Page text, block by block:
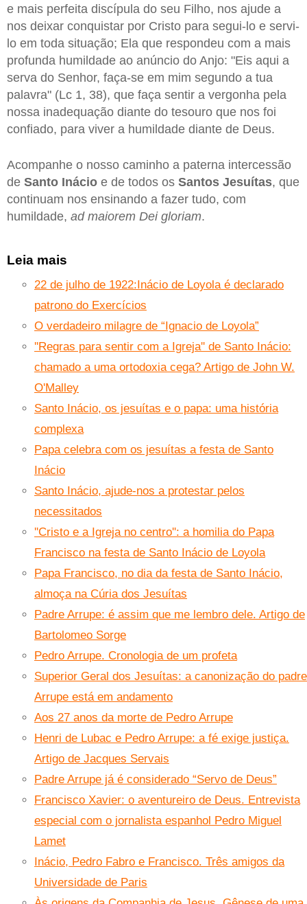
e mais perfeita discípula do seu Filho, nos ajude a
nos deixar conquistar por Cristo para segui-lo e servi-
lo em toda situação; Ela que respondeu com a mais
profunda humildade ao anúncio do Anjo: "Eis aqui a
serva do Senhor, faça-se em mim segundo a tua
palavra" (Lc 1, 38), que faça sentir a vergonha pela
nossa inadequação diante do tesouro que nos foi
confiado, para viver a humildade diante de Deus.
Acompanhe o nosso caminho a paterna intercessão
de Santo Inácio e de todos os Santos Jesuítas, que
continuam nos ensinando a fazer tudo, com
humildade, ad maiorem Dei gloriam.
Leia mais
22 de julho de 1922:Inácio de Loyola é declarado
patrono do Exercícios
O verdadeiro milagre de “Ignacio de Loyola”
''Regras para sentir com a Igreja'' de Santo Inácio:
chamado a uma ortodoxia cega? Artigo de John W.
O'Malley
Santo Inácio, os jesuítas e o papa: uma história
complexa
Papa celebra com os jesuítas a festa de Santo
Inácio
Santo Inácio, ajude-nos a protestar pelos
necessitados
''Cristo e a Igreja no centro'': a homilia do Papa
Francisco na festa de Santo Inácio de Loyola
Papa Francisco, no dia da festa de Santo Inácio,
almoça na Cúria dos Jesuítas
Padre Arrupe: é assim que me lembro dele. Artigo de
Bartolomeo Sorge
Pedro Arrupe. Cronologia de um profeta
Superior Geral dos Jesuítas: a canonização do padre
Arrupe está em andamento
Aos 27 anos da morte de Pedro Arrupe
Henri de Lubac e Pedro Arrupe: a fé exige justiça.
Artigo de Jacques Servais
Padre Arrupe já é considerado “Servo de Deus”
Francisco Xavier: o aventureiro de Deus. Entrevista
especial com o jornalista espanhol Pedro Miguel
Lamet
Inácio, Pedro Fabro e Francisco. Três amigos da
Universidade de Paris